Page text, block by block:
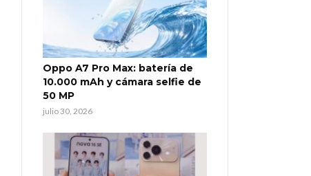
Oppo A7 Pro Max: batería de
10.000 mAh y cámara selfie de
50 MP
julio 30, 2026